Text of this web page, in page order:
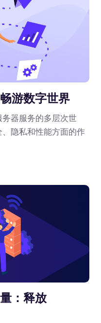
游数字世界
器服务的多层次世
隐私和性能方面的作
：释放